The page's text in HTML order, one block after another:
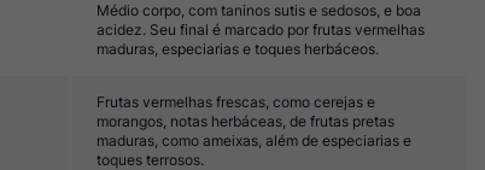
Médio corpo, com taninos sutis e sedosos, e boa
acidez. Seu final é marcado por frutas vermelhas
maduras, especiarias e toques herbáceos.
Frutas vermelhas frescas, como cerejas e
morangos, notas herbáceas, de frutas pretas
maduras, como ameixas, além de especiarias e
toques terrosos.